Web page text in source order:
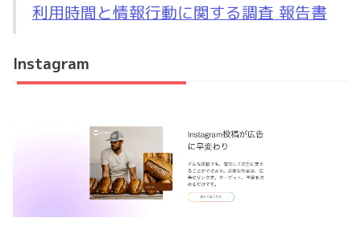
利用時間と情報行動に関する調査 報告書
Instagram